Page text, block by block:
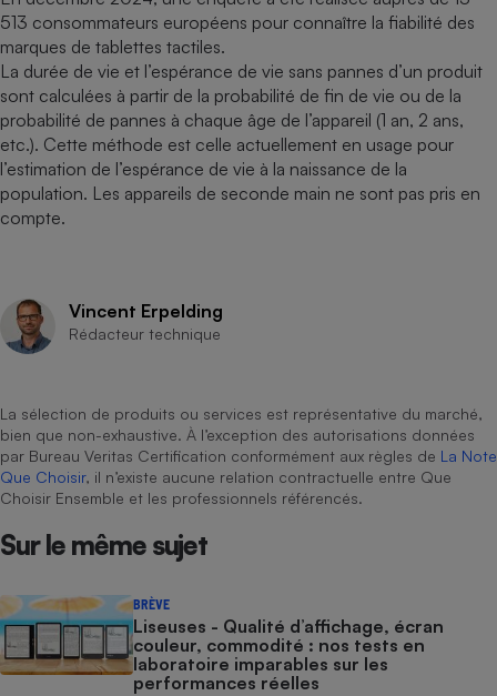
513 consommateurs européens pour connaître la fiabilité des
marques de tablettes tactiles.
La durée de vie et l’espérance de vie sans pannes d’un produit
sont calculées à partir de la probabilité de fin de vie ou de la
probabilité de pannes à chaque âge de l’appareil (1 an, 2 ans,
etc.). Cette méthode est celle actuellement en usage pour
l’estimation de l’espérance de vie à la naissance de la
population. Les appareils de seconde main ne sont pas pris en
compte.
Vincent Erpelding
Rédacteur technique
La sélection de produits ou services est représentative du marché,
bien que non-exhaustive. À l’exception des autorisations données
par Bureau Veritas Certification conformément aux règles de La Note
Que Choisir, il n’existe aucune relation contractuelle entre Que
Choisir Ensemble et les professionnels référencés.
Sur le même sujet
BRÈVE
Liseuses - Qualité d’affichage, écran
couleur, commodité : nos tests en
laboratoire imparables sur les
performances réelles